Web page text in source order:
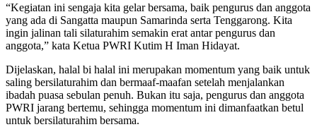
“Kegiatan ini sengaja kita gelar bersama, baik pengurus dan anggota
yang ada di Sangatta maupun Samarinda serta Tenggarong. Kita
ingin jalinan tali silaturahim semakin erat antar pengurus dan
anggota,” kata Ketua PWRI Kutim H Iman Hidayat.
Dijelaskan, halal bi halal ini merupakan momentum yang baik untuk
saling bersilaturahim dan bermaaf-maafan setelah menjalankan
ibadah puasa sebulan penuh. Bukan itu saja, pengurus dan anggota
PWRI jarang bertemu, sehingga momentum ini dimanfaatkan betul
untuk bersilaturahim bersama.